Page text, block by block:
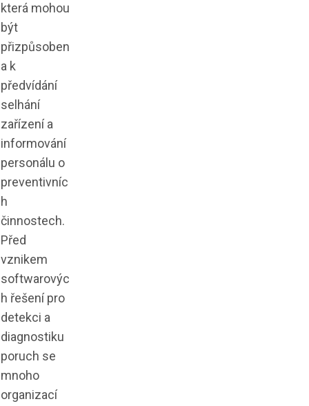
která mohou
být
přizpůsoben
a k
předvídání
selhání
zařízení a
informování
personálu o
preventivníc
h
činnostech.
Před
vznikem
softwarovýc
h řešení pro
detekci a
diagnostiku
poruch se
mnoho
organizací